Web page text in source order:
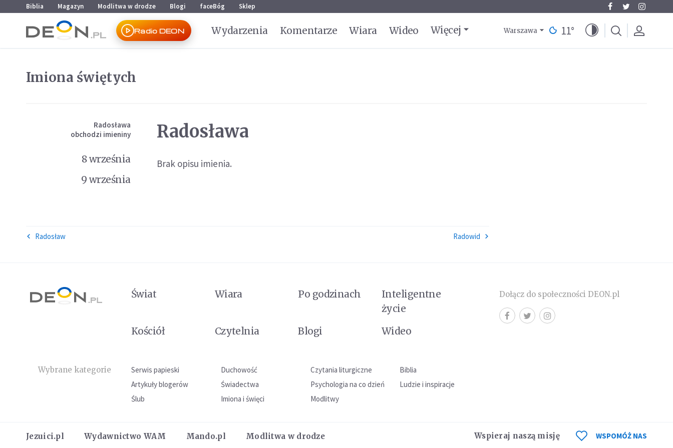
Przejdź do menu głównego
Przejdź do treści
Biblia Magazyn Modlitwa w drodze Blogi faceBóg Sklep
Radio DEON Wydarzenia Komentarze Wiara Wideo Więcej Warszawa 11°
Imiona świętych
Radosława
Brak opisu imienia.
Radosława
obchodzi imieniny
8 września
9 września
Radosław Radowid
Świat Wiara Po godzinach
Inteligentne
życie
Kościół
Czytelnia Blogi Wideo
Wybrane kategorie Serwis papieski Duchowość Czytania liturgiczne
Biblia
Artykuły blogerów
Świadectwa Psychologia na co dzień
Ludzie i inspiracje
Ślub
Imiona i święci Modlitwy
Dołącz do społeczności DEON.pl
Jezuici.pl Wydawnictwo WAM Mando.pl Modlitwa w drodze Wspieraj naszą misję WSPOMÓŻ NAS